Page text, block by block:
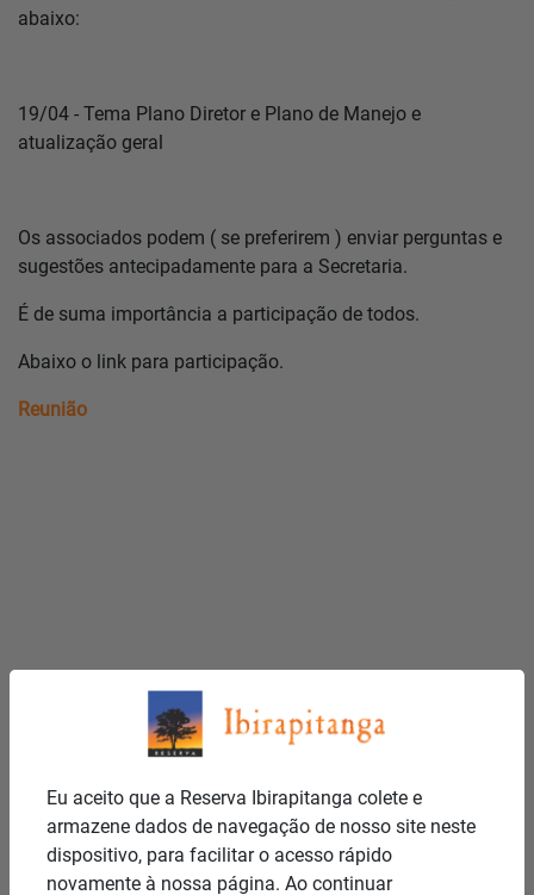
abaixo:
19/04 - Tema Plano Diretor e Plano de Manejo e
atualização geral
Os associados podem ( se preferirem ) enviar perguntas e
sugestões antecipadamente para a Secretaria.
É de suma importância a participação de todos.
Abaixo o link para participação.
Reunião
Eu aceito que a Reserva Ibirapitanga colete e
armazene dados de navegação de nosso site neste
dispositivo, para facilitar o acesso rápido
novamente à nossa página. Ao continuar